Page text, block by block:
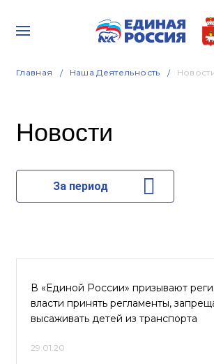
Главная Наша Деятельность
Новости
За период
В «Единой России» призывают
власти принять регламенты,
высаживать детей из транспорта
29.01.20